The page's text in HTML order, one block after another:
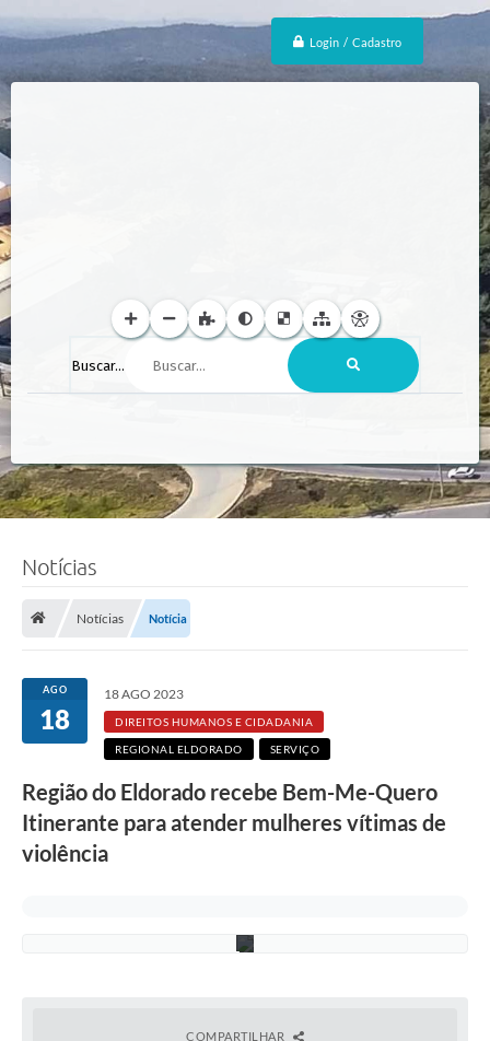
Login / Cadastro
Buscar...
Notícias
Notícias Notícia
AGO
18
18 AGO 2023
DIREITOS HUMANOS E CIDADANIA
REGIONAL ELDORADO SERVIÇO
Região do Eldorado recebe Bem-Me-Quero
Itinerante para atender mulheres vítimas de
violência
u
i
S
M
D
COMPARTILHAR